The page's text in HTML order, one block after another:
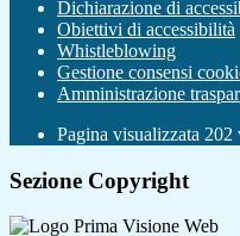
Dichiarazione di
Obiettivi di accessibilità
Whistleblowing
Gestione consensi
Amministrazione
Pagina visualizzata 202
Sezione Copyright